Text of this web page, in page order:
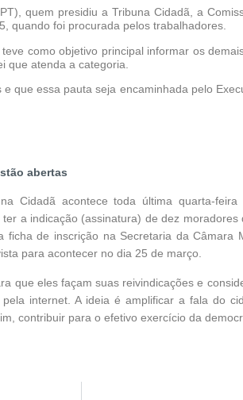
quem presidiu a Tribuna Cidadã, a
quando foi procurada pelos trabalhadores.
como objetivo principal informar os
que atenda a categoria.
que essa pauta seja encaminhada pelo
abertas
Cidadã acontece toda última quarta-
a indicação (assinatura) de dez
de inscrição na Secretaria da Câmara
para acontecer no dia 25 de março.
que eles façam suas reivindicações e
internet. A ideia é amplificar a fala do
contribuir para o efetivo exercício da